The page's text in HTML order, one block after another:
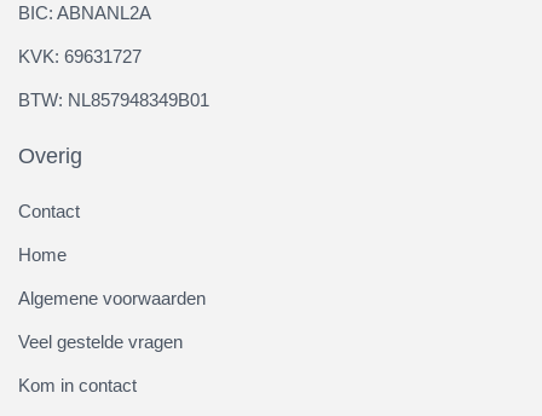
BIC: ABNANL2A
KVK: 69631727
BTW: NL857948349B01
Overig
Contact
Home
Algemene voorwaarden
Veel gestelde vragen
Kom in contact